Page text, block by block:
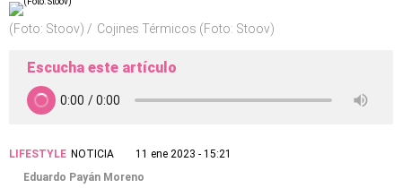
(Foto: Stoov) Cojines Térmicos (Foto: Stoov)
Escucha este artículo
LIFESTYLE NOTICIA
11 ene 2023 - 15:21
Eduardo Payán Moreno